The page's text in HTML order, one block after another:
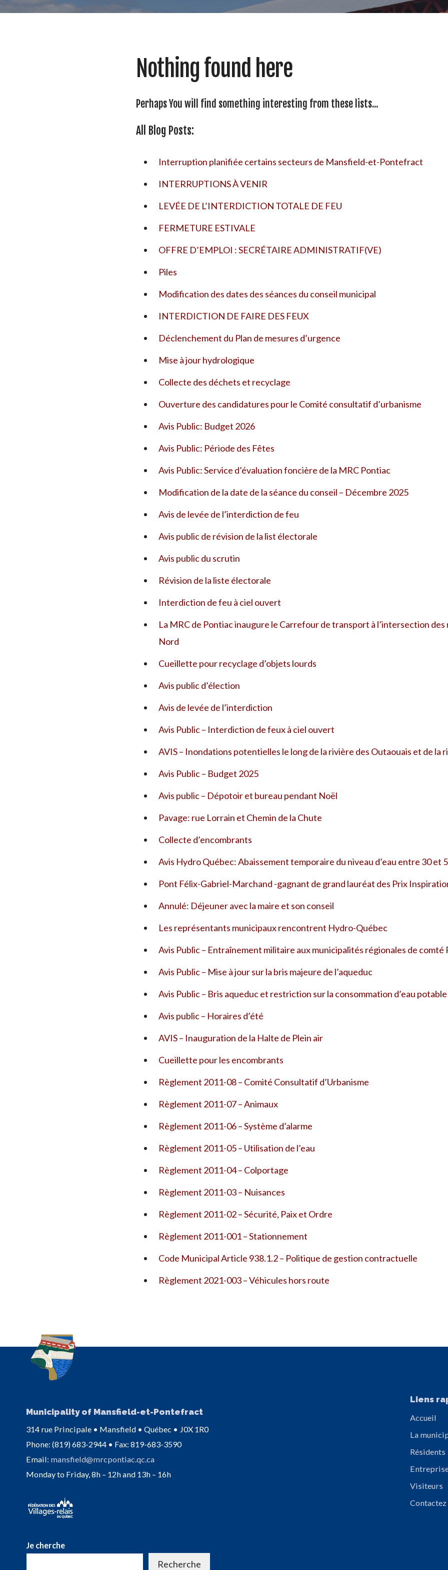
Nothing found here
Perhaps You will find something interesting from these lists...
All Blog Posts:
Interruption planifiée certains secteurs de Mansfield-et-Pontefract
INTERRUPTIONS À VENIR
LEVÉE DE L’INTERDICTION TOTALE DE FEU
FERMETURE ESTIVALE
OFFRE D’EMPLOI : SECRÉTAIRE ADMINISTRATIF(VE)
Piles
Modification des dates des séances du conseil municipal
INTERDICTION DE FAIRE DES FEUX
Déclenchement du Plan de mesures d’urgence
Mise à jour hydrologique
Collecte des déchets et recyclage
Ouverture des candidatures pour le Comité consultatif d’urbanisme
Avis Public: Budget 2026
Avis Public: Période des Fêtes
Avis Public: Service d’évaluation foncière de la MRC Pontiac
Modification de la date de la séance du conseil – Décembre 2025
Avis de levée de l’interdiction de feu
Avis public de révision de la list électorale
Avis public du scrutin
Révision de la liste électorale
Interdiction de feu à ciel ouvert
La MRC de Pontiac inaugure le Carrefour de transport à l’intersection
Nord
Cueillette pour recyclage d’objets lourds
Avis public d’élection
Avis de levée de l’interdiction
Avis Public – Interdiction de feux à ciel ouvert
AVIS – Inondations potentielles le long de la rivière des Outaouais et de la
Avis Public – Budget 2025
Avis public – Dépotoir et bureau pendant Noël
Pavage: rue Lorrain et Chemin de la Chute
Collecte d’encombrants
Avis Hydro Québec: Abaissement temporaire du niveau d’eau entre 30 et
Pont Félix-Gabriel-Marchand -gagnant de grand lauréat des Prix
Annulé: Déjeuner avec la maire et son conseil
Les représentants municipaux rencontrent Hydro-Québec
Avis Public – Entraînement militaire aux municipalités régionales de comté
Avis Public – Mise à jour sur la bris majeure de l’aqueduc
Avis Public – Bris aqueduc et restriction sur la consommation d’eau potable
Avis public – Horaires d’été
AVIS – Inauguration de la Halte de Plein air
Cueillette pour les encombrants
Règlement 2011-08 – Comité Consultatif d’Urbanisme
Règlement 2011-07 – Animaux
Règlement 2011-06 – Système d’alarme
Règlement 2011-05 – Utilisation de l’eau
Règlement 2011-04 – Colportage
Règlement 2011-03 – Nuisances
Règlement 2011-02 – Sécurité, Paix et Ordre
Règlement 2011-001 – Stationnement
Code Municipal Article 938.1.2 – Politique de gestion contractuelle
Règlement 2021-003 – Véhicules hors route
Municipality of Mansfield-et-Pontefract
314 rue Principale • Mansfield • Québec • J0X 1R0
Phone: (819) 683-2944 • Fax: 819-683-3590
Email: mansfield@mrcpontiac.qc.ca
Monday to Friday, 8h – 12h and 13h – 16h
Je cherche
Recherche
Liens
Accueil
La
Résidents
Visiteurs
Contactez